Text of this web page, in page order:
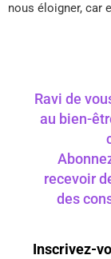
nous éloigner, car
Ravi de
au bien-
recevoir
des
Inscrivez-